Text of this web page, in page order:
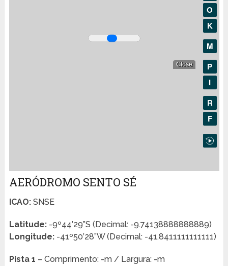
AERÓDROMO SENTO SÉ
ICAO:SNSE
Latitude:-9º44’29”S (Decimal: -9.74138888888889)
Longitude:-41º50’28”W (Decimal: -41.8411111111111)
Pista 1 – Comprimento: -m / Largura: -m